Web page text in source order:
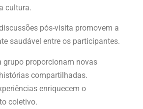
cultura.
pós-visita promovem a
saudável entre os participantes.
grupo proporcionam novas
compartilhadas.
enriquecem o
coletivo.